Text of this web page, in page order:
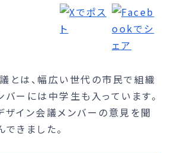
とは、幅広い世代の市民で組織
バーには中学生も入っています。
ザイン会議メンバーの意見を聞
きました。